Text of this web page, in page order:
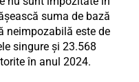
suma de bază
neimpozabilă este de
singure și 23.568
în anul 2024.